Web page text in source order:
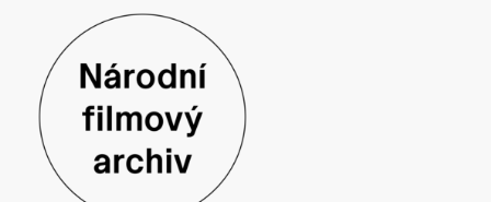
[Subseries] Mumlava
[Subseries] Zívrovy Prachovské skály
[Subseries] Cesta
[Subseries] Braunův betlém
[Subseries] Javorovým dolem
[Subseries] Milada
[Subseries] Hřiště